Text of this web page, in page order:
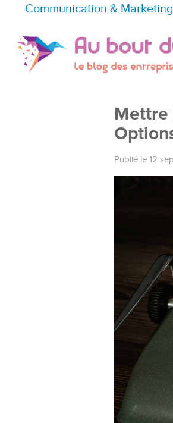
Communication & Marketing
Mettre
Publié le 12